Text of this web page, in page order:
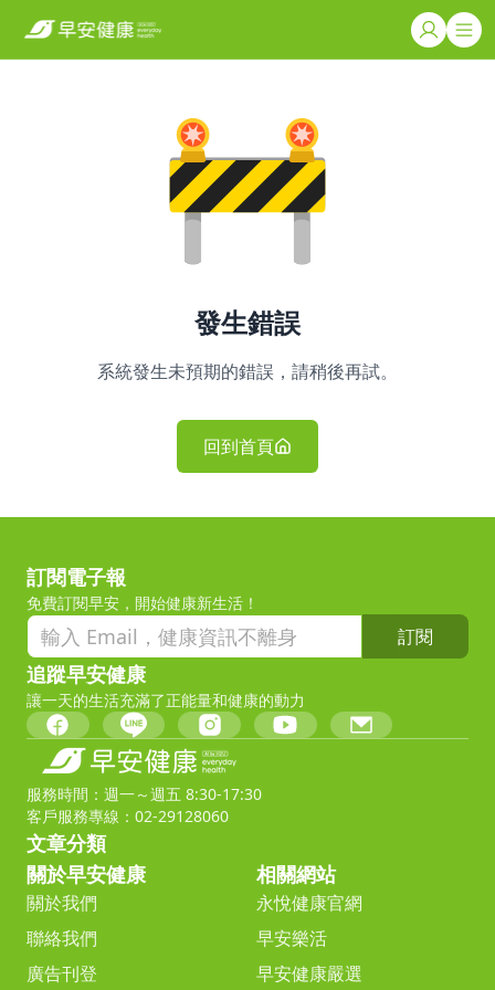
發生錯誤
系統發生未預期的錯誤，請稍後再試。
回到首頁
訂閱電子報
免費訂閱早安，開始健康新生活！
訂閱
追蹤早安健康
讓一天的生活充滿了正能量和健康的動力
服務時間：週一～週五 8:30-17:30
客戶服務專線：02-29128060
文章分類
關於早安健康
關於我們
聯絡我們
廣告刊登
相關網站
永悅健康官網
早安樂活
早安健康嚴選